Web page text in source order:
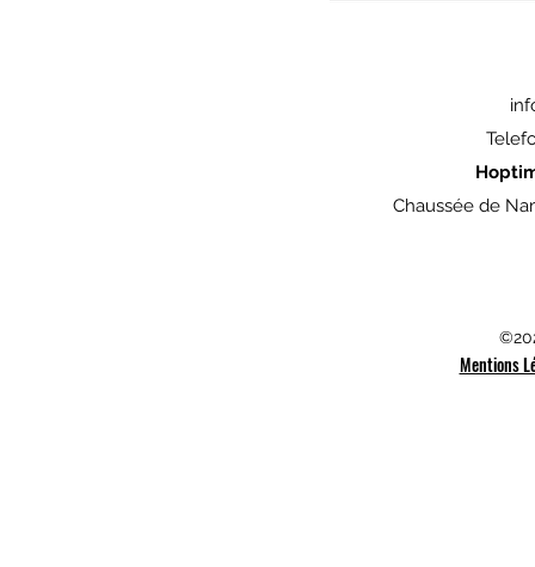
Chaussée de
Mentions